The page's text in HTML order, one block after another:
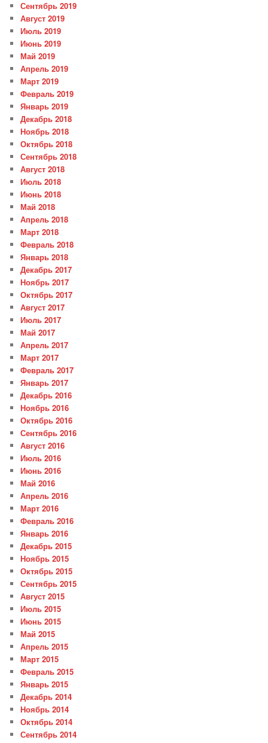
Сентябрь 2019
Август 2019
Июль 2019
Июнь 2019
Май 2019
Апрель 2019
Март 2019
Февраль 2019
Январь 2019
Декабрь 2018
Ноябрь 2018
Октябрь 2018
Сентябрь 2018
Август 2018
Июль 2018
Июнь 2018
Май 2018
Апрель 2018
Март 2018
Февраль 2018
Январь 2018
Декабрь 2017
Ноябрь 2017
Октябрь 2017
Август 2017
Июль 2017
Май 2017
Апрель 2017
Март 2017
Февраль 2017
Январь 2017
Декабрь 2016
Ноябрь 2016
Октябрь 2016
Сентябрь 2016
Август 2016
Июль 2016
Июнь 2016
Май 2016
Апрель 2016
Март 2016
Февраль 2016
Январь 2016
Декабрь 2015
Ноябрь 2015
Октябрь 2015
Сентябрь 2015
Август 2015
Июль 2015
Июнь 2015
Май 2015
Апрель 2015
Март 2015
Февраль 2015
Январь 2015
Декабрь 2014
Ноябрь 2014
Октябрь 2014
Сентябрь 2014